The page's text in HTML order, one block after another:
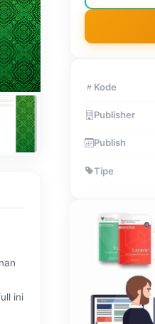
ini
Kode
Publisher
Publish
Tipe